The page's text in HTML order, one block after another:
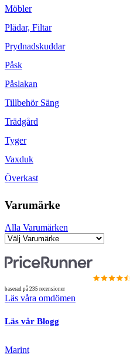
Möbler
Plädar, Filtar
Prydnadskuddar
Påsk
Påslakan
Tillbehör Säng
Trädgård
Tyger
Vaxduk
Överkast
Varumärke
Alla Varumärken
baserad på 235 recensioner
Läs våra omdömen
Läs vår Blogg
Marint